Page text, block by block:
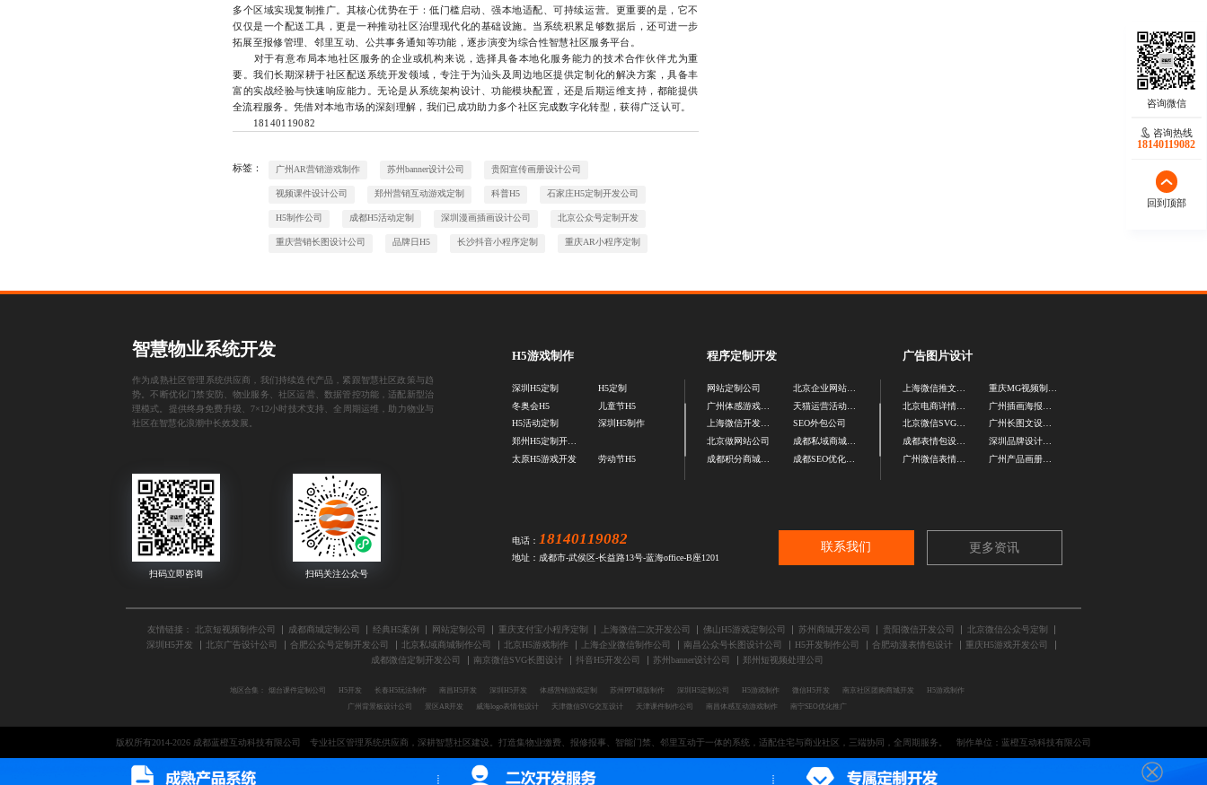
多个区域实现复制推广。其核心优势在于：低门槛启动、强本地适配、可持续运营。更重要的是，它不
仅仅是一个配送工具，更是一种推动社区治理现代化的基础设施。当系统积累足够数据后，还可进一步
拓展至报修管理、邻里互动、公共事务通知等功能，逐步演变为综合性智慧社区服务平台。
对于有意布局本地社区服务的企业或机构来说，选择具备本地化服务能力的技术合作伙伴尤为重
要。我们长期深耕于社区配送系统开发领域，专注于为汕头及周边地区提供定制化的解决方案，具备丰
富的实战经验与快速响应能力。无论是从系统架构设计、功能模块配置，还是后期运维支持，都能提供
全流程服务。凭借对本地市场的深刻理解，我们已成功助力多个社区完成数字化转型，获得广泛认可。
18140119082
标签： 广州AR营销游戏制作 苏州banner设计公司 贵阳宣传画册设计公司
视频课件设计公司 郑州营销互动游戏定制 科普H5 石家庄H5定制开发公司
H5制作公司 成都H5活动定制 深圳漫画插画设计公司 北京公众号定制开发
重庆营销长图设计公司 品牌日H5 长沙抖音小程序定制 重庆AR小程序定制
智慧物业系统开发
作为成熟社区管理系统供应商，我们持续迭代产品，紧跟智慧社区政策与趋
势。不断优化门禁安防、物业服务、社区运营、数据管控功能，适配新型治
理模式。提供终身免费升级、7×12小时技术支持、全周期运维，助力物业与
社区在智慧化浪潮中长效发展。
H5游戏制作
深圳H5定制
冬奥会H5
H5活动定制
郑州H5定制开发公司
太原H5游戏开发
H5定制
儿童节H5
深圳H5制作
劳动节H5
程序定制开发
网站定制公司
上海微信开发公司
北京做网站公司
SEO外包公司
广告图片设计
上海微信推文设计公司
北京电商详情页设计
北京微信SVG定制设计
成都表情包设计公司
广州微信表情包定制
广州长图文设计公司
深圳品牌设计公司
广州产品画册设计
电话： 18140119082
地址：成都市-武侯区-长益路13号-蓝海office-B座1201
联系我们 更多资讯
友情链接： 北京短视频制作公司 成都商城定制公司 经典H5案例 网站定制公司 重庆支付宝小程序定制 上海微信二次开发公司 佛山H5游戏定制公司 苏州商城开发公司 贵阳微信开发公司
北京微信公众号定制
深圳H5开发
北京广告设计公司 合肥公众号定制开发公司 北京私域商城制作公司 北京H5游戏制作 上海企业微信制作公司 南昌公众号长图设计公司 H5开发制作公司 合肥动漫表情包设计
重庆H5游戏开发公司
成都微信定制开发公司
南京微信SVG长图设计 抖音H5开发公司 苏州banner设计公司 郑州短视频处理公司
地区合集： 烟台课件定制公司 H5开发 长春H5玩法制作 南昌H5开发 深圳H5开发 体感营销游戏定制 苏州PPT模版制作 深圳H5定制公司 H5游戏制作 微信H5开发 南京社区团购商城开发
H5游戏制作
广州背景板设计公司
景区AR开发 威海logo表情包设计 天津微信SVG交互设计 天津课件制作公司 南昌体感互动游戏制作 南宁SEO优化推广
版权所有2014-2026 成都蓝橙互动科技有限公司 专业社区管理系统供应商，深耕智慧社区建设。打造集物业缴费、报修报事、智能门禁、邻里互动于一体的系统，适配住宅与商业社区，三端协同，全周期服务。 制作单位：蓝橙互动科技有限公司
咨询热线
18140119082
回到顶部